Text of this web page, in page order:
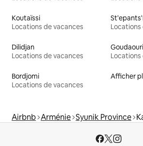
Koutaïssi
Locations de vacances
Locations
Dilidjan
Locations de vacances
Goudaouri
Locations
Bordjomi
Locations de vacances
Afficher
Airbnb Arménie Syunik Province